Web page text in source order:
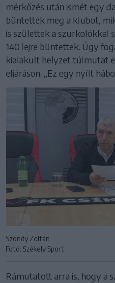
mérkőzés után ismét egy
büntették meg a klubot,
is születtek a szurkolókkal
140 lejre büntettek. Úgy
kialakult helyzet túlmutat
eljáráson. „Ez egy nyílt
Szondy Zoltán
Fotó: Székely Sport
Rámutatott arra is, hogy a